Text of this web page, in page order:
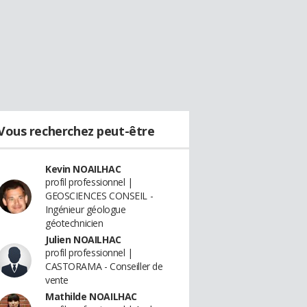
recherchez peut-être
Kevin NOAILHAC
profil professionnel |
GEOSCIENCES CONSEIL -
Ingénieur géologue
géotechnicien
Julien NOAILHAC
profil professionnel |
CASTORAMA - Conseiller de
vente
Mathilde NOAILHAC